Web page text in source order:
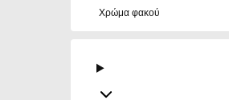
Χρώμα φακού